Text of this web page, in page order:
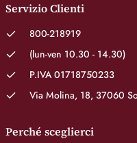
Servizio Clienti
800-218919
(lun-ven 10.30 - 14.30)
P.IVA 01718750233
Via Molina, 18, 37060
Perché sceglierci